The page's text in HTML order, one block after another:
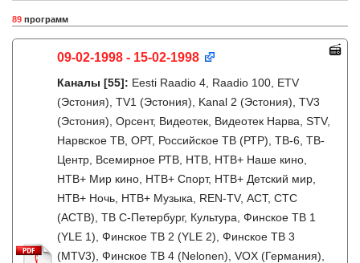
89 программ
09-02-1998 - 15-02-1998
Каналы [55]: Eesti Raadio 4, Raadio 100, ETV
(Эстония), TV1 (Эстония), Kanal 2 (Эстония), TV3
(Эстония), Орсент, Видеотек, Видеотек Нарва, STV,
Нарвское ТВ, ОРТ, Российское ТВ (РТР), ТВ-6, ТВ-
Центр, Всемирное РТВ, НТВ, НТВ+ Наше кино,
НТВ+ Мир кино, НТВ+ Спорт, НТВ+ Детский мир,
НТВ+ Ночь, НТВ+ Музыка, REN-TV, АСТ, СТС
(АСТВ), ТВ С-Петербург, Культура, Финское ТВ 1
(YLE 1), Финское ТВ 2 (YLE 2), Финское ТВ 3
(MTV3), Финское ТВ 4 (Nelonen), VOX (Германия),